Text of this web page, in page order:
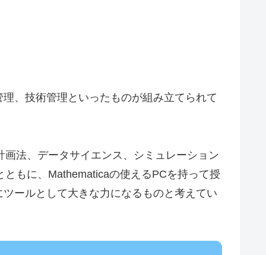
、技術管理といったものが組み立てられて
法、データサイエンス、シミュレーション
もに、Mathematicaの使えるPCを持って授
ールとして大きな力になるものと考えてい